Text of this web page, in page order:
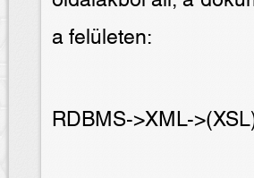
a felületen:
RDBMS->XML-